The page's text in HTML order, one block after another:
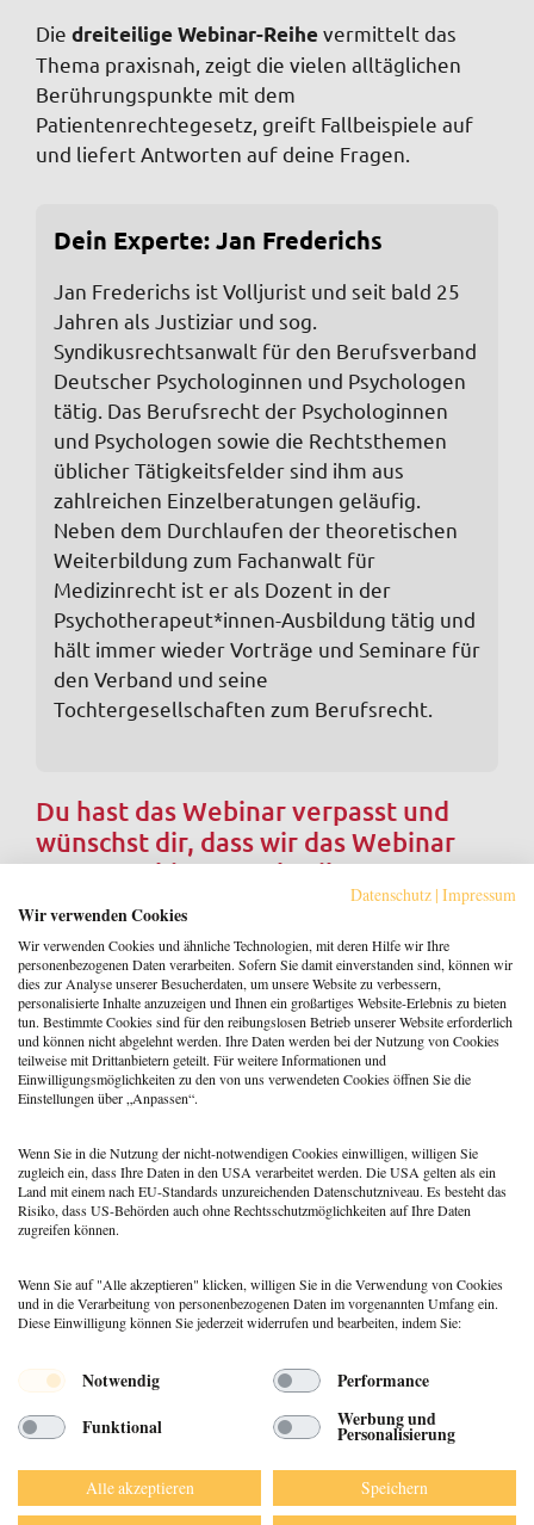
Die dreiteilige Webinar-Reihevermittelt das
Thema praxisnah, zeigt die vielen alltäglichen
Berührungspunkte mit dem
Patientenrechtegesetz, greift Fallbeispiele auf
und liefert Antworten auf deine Fragen.
Dein Experte: Jan Frederichs
Jan Frederichs ist Volljurist und seit bald 25
Jahren als Justiziar und sog.
Syndikusrechtsanwalt für den Berufsverband
Deutscher Psychologinnen und Psychologen
tätig. Das Berufsrecht der Psychologinnen
und Psychologen sowie die Rechtsthemen
üblicher Tätigkeitsfelder sind ihm aus
zahlreichen Einzelberatungen geläufig.
Neben dem Durchlaufen der theoretischen
Weiterbildung zum Fachanwalt für
Medizinrecht ist er als Dozent in der
Psychotherapeut*innen-Ausbildung tätig und
hält immer wieder Vorträge und Seminare für
den Verband und seine
Tochtergesellschaften zum Berufsrecht.
Du hast das Webinar verpasst und
wünschst dir, dass wir das Webinar
erneut anbieten? Schreibe uns
an
info@psylife.de
Adresse:
ONLINE
Zeitraum:
Menü
© 2026 DEUTSCHER PSYCHOLOGEN
VERLAG GMBH
IMPRESSUM
Datenschutz | Impressum
Wir verwenden Cookies
Wir verwenden Cookies und ähnliche Technologien, mit deren Hilfe wir Ihre
personenbezogenen Daten verarbeiten. Sofern Sie damit einverstanden sind, können wir
dies zur Analyse unserer Besucherdaten, um unsere Website zu verbessern,
personalisierte Inhalte anzuzeigen und Ihnen ein großartiges Website-Erlebnis zu bieten
tun. Bestimmte Cookies sind für den reibungslosen Betrieb unserer Website erforderlich
und können nicht abgelehnt werden. Ihre Daten werden bei der Nutzung von Cookies
teilweise mit Drittanbietern geteilt. Für weitere Informationen und
Einwilligungsmöglichkeiten zu den von uns verwendeten Cookies öffnen Sie die
Einstellungen über „Anpassen“.
Wenn Sie in die Nutzung der nicht-notwendigen Cookies einwilligen, willigen Sie
zugleich ein, dass Ihre Daten in den USA verarbeitet werden. Die USA gelten als ein
Land mit einem nach EU-Standards unzureichenden Datenschutzniveau. Es besteht das
Risiko, dass US-Behörden auch ohne Rechtsschutzmöglichkeiten auf Ihre Daten
zugreifen können.
Wenn Sie auf "Alle akzeptieren" klicken, willigen Sie in die Verwendung von Cookies
und in die Verarbeitung von personenbezogenen Daten im vorgenannten Umfang ein.
Diese Einwilligung können Sie jederzeit widerrufen und bearbeiten, indem Sie:
Notwendig
Performance
Funktional
Werbung und
Personalisierung
Alle akzeptieren
Speichern